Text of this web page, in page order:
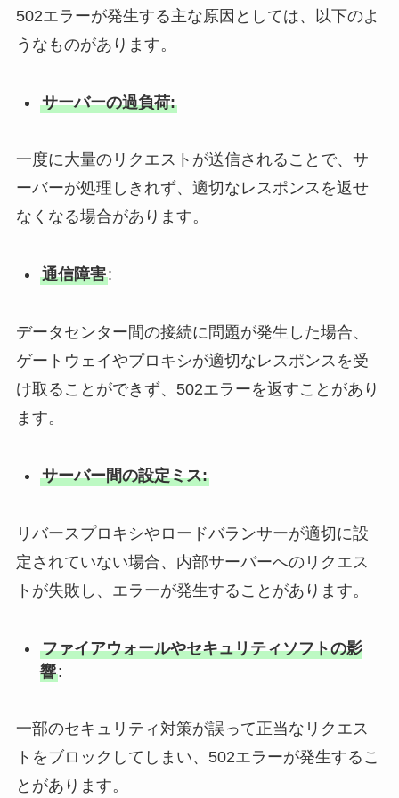
502エラーが発生する主な原因としては、以下のよ
うなものがあります。
サーバーの過負荷:
一度に大量のリクエストが送信されることで、サ
ーバーが処理しきれず、適切なレスポンスを返せ
なくなる場合があります。
通信障害:
データセンター間の接続に問題が発生した場合、
ゲートウェイやプロキシが適切なレスポンスを受
け取ることができず、502エラーを返すことがあり
ます。
サーバー間の設定ミス:
リバースプロキシやロードバランサーが適切に設
定されていない場合、内部サーバーへのリクエス
トが失敗し、エラーが発生することがあります。
ファイアウォールやセキュリティソフトの影
響:
一部のセキュリティ対策が誤って正当なリクエス
トをブロックしてしまい、502エラーが発生するこ
とがあります。